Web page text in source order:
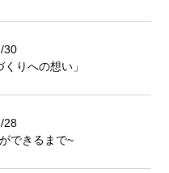
30
くりへの想い」
28
できるまで~